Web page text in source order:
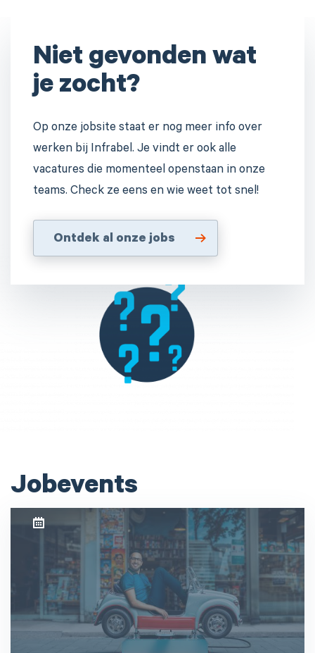
Niet gevonden wat
je zocht?
Op onze jobsite staat er nog meer info over
werken bij Infrabel. Je vindt er ook alle
vacatures die momenteel openstaan in onze
teams. Check ze eens en wie weet tot snel!
Ontdek al onze jobs
Jobevents